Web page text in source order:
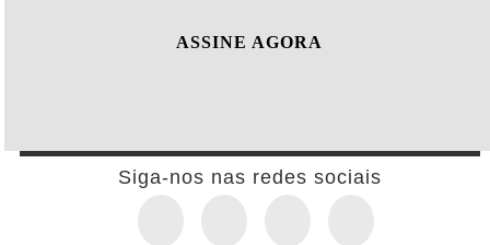
ASSINE AGORA
Siga-nos nas redes sociais